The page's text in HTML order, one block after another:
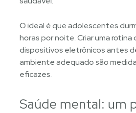
O ideal é que adolescentes
horas por noite. Criar uma
dispositivos eletrônicos antes
ambiente adequado são
eficazes.
Saúde mental: um